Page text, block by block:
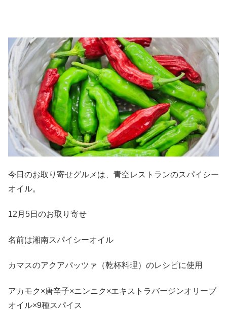
今日のお取り寄せグルメは、青空レストランのスパイシー
オイル。
12月5日のお取り寄せ
名前は湘南スパイシーオイル
カマスのアクアパッツァ（乾杯料理）のレシピに使用
アカモク×唐辛子×ニンニク×エキストラバージンオリーブ
オイル×9種スパイス